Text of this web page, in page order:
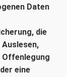
Daten
die
Offenlegung
eine